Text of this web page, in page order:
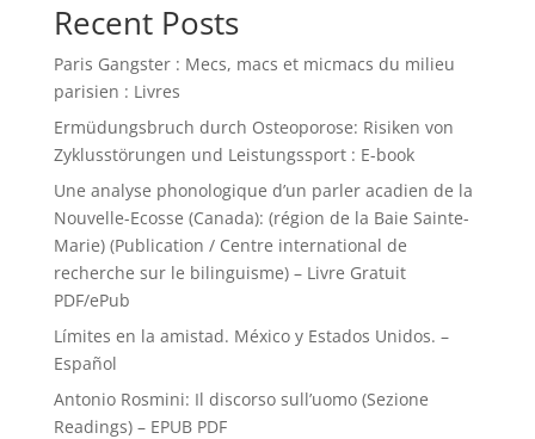
Recent Posts
Paris Gangster : Mecs, macs et micmacs du milieu
parisien : Livres
Ermüdungsbruch durch Osteoporose: Risiken von
Zyklusstörungen und Leistungssport : E-book
Une analyse phonologique d’un parler acadien de la
Nouvelle-Ecosse (Canada): (région de la Baie Sainte-
Marie) (Publication / Centre international de
recherche sur le bilinguisme) – Livre Gratuit
PDF/ePub
Límites en la amistad. México y Estados Unidos. –
Español
Antonio Rosmini: Il discorso sull’uomo (Sezione
Readings) – EPUB PDF